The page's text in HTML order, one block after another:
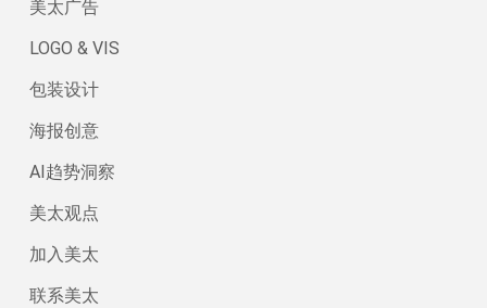
美太广告
LOGO & VIS
包装设计
海报创意
AI趋势洞察
美太观点
加入美太
联系美太